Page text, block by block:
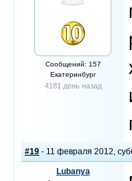
Сообщений: 157
Екатеринбург
4181 день назад
#19 - 11 февраля 2012,
Lubanya